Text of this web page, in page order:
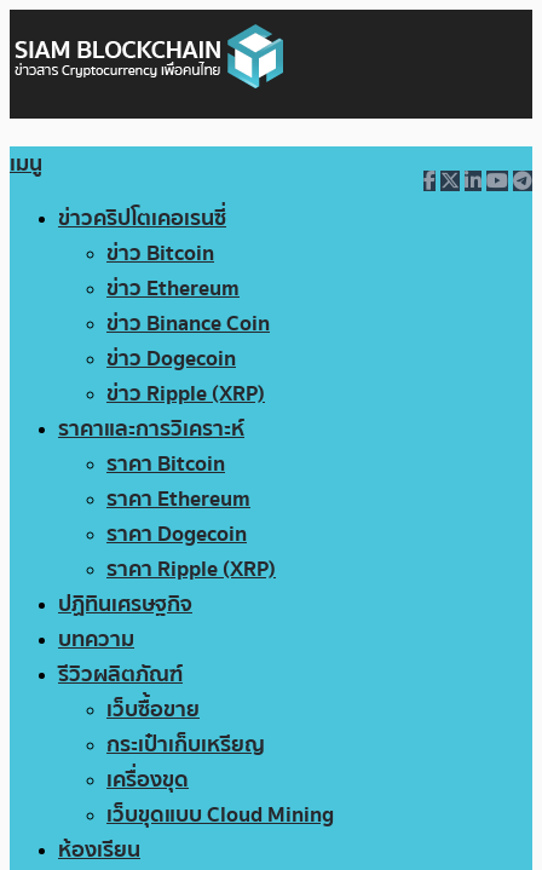
เมนู
ข่าวคริปโตเคอเรนซี่
ข่าว Bitcoin
ข่าว Ethereum
ข่าว Binance Coin
ข่าว Dogecoin
ข่าว Ripple (XRP)
ราคาและการวิเคราะห์
ราคา Bitcoin
ราคา Ethereum
ราคา Dogecoin
ราคา Ripple (XRP)
ปฏิทินเศรษฐกิจ
บทความ
รีวิวผลิตภัณฑ์
เว็บซื้อขาย
กระเป๋าเก็บเหรียญ
เครื่องขุด
เว็บขุดแบบ Cloud Mining
ห้องเรียน